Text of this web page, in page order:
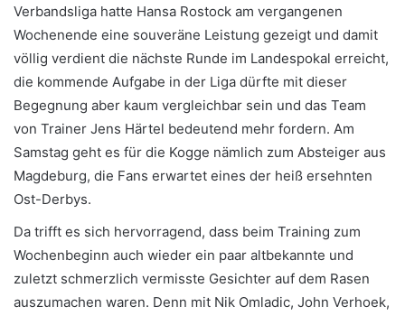
Verbandsliga hatte Hansa Rostock am vergangenen
Wochenende eine souveräne Leistung gezeigt und damit
völlig verdient die nächste Runde im Landespokal erreicht,
die kommende Aufgabe in der Liga dürfte mit dieser
Begegnung aber kaum vergleichbar sein und das Team
von Trainer Jens Härtel bedeutend mehr fordern. Am
Samstag geht es für die Kogge nämlich zum Absteiger aus
Magdeburg, die Fans erwartet eines der heiß ersehnten
Ost-Derbys.
Da trifft es sich hervorragend, dass beim Training zum
Wochenbeginn auch wieder ein paar altbekannte und
zuletzt schmerzlich vermisste Gesichter auf dem Rasen
auszumachen waren. Denn mit Nik Omladic, John Verhoek,